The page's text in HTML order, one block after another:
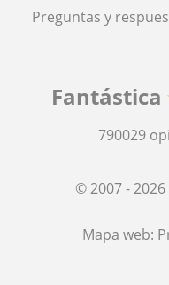
Preguntas y
Fantástica
790029
© 2007 -
Mapa web: